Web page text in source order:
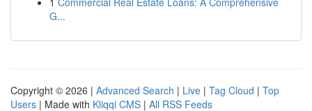
G...
Copyright © 2026 | Advanced Search | Live | Tag Cloud | Top
Users | Made with Kliqqi CMS | All RSS Feeds